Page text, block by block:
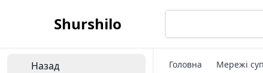
Shurshilo
Назад Головна Мережі